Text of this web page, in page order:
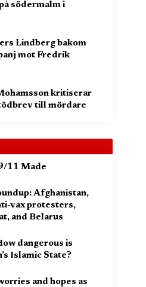
södermalm i
Lindberg bakom
mot Fredrik
kritiserar
till mördare
11 Made
Afghanistan,
vax protesters,
and Belarus
dangerous is
Islamic State?
and hopes as